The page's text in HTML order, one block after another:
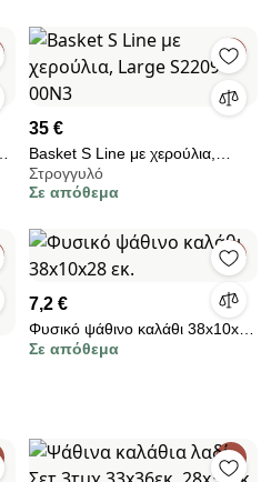
35 €
Basket S Line με χερούλια,
Large S2209-00N3
Στρογγυλό
Σε απόθεμα
7,2 €
Φυσικό ψάθινο καλάθι 38x10x28
εκ.
Σε απόθεμα